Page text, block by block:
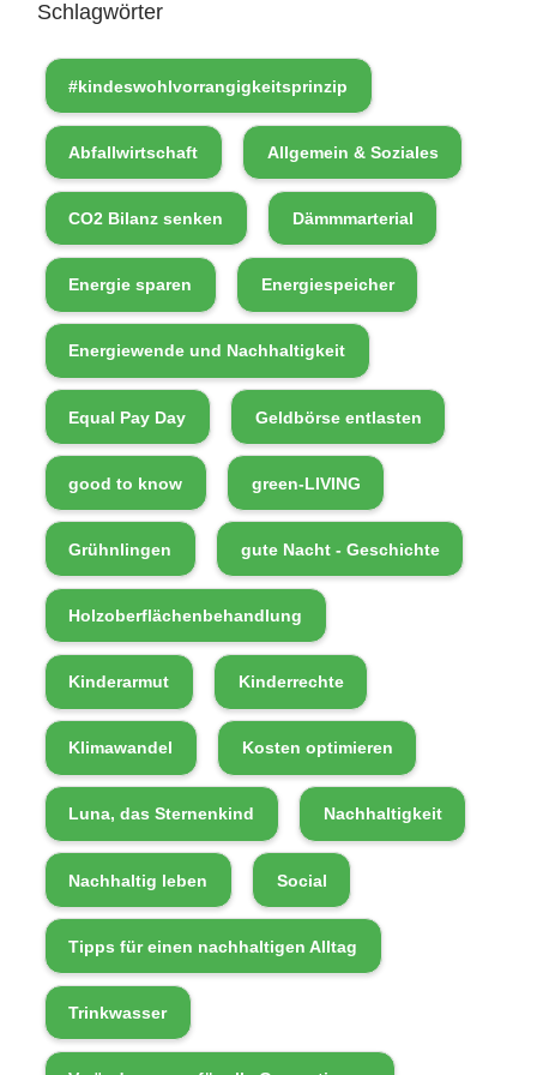
y
Schlagwörter
#kindeswohlvorrangigkeitsprinzip
Abfallwirtschaft Allgemein & Soziales
CO2 Bilanz senken Dämmmarterial
Energie sparen Energiespeicher
Energiewende und Nachhaltigkeit
Equal Pay Day Geldbörse entlasten
good to know green-LIVING
Grühnlingen gute Nacht - Geschichte
Holzoberflächenbehandlung
Kinderarmut Kinderrechte
Klimawandel Kosten optimieren
Luna, das Sternenkind Nachhaltigkeit
Nachhaltig leben Social
Tipps für einen nachhaltigen Alltag
Trinkwasser